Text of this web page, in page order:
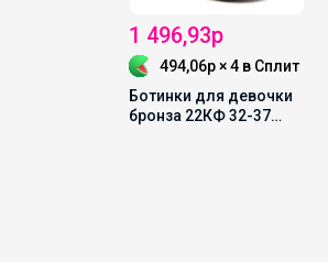
1 496,93р
494,06р × 4 в Сплит
Ботинки для девочки
бронза 22КФ 32-37